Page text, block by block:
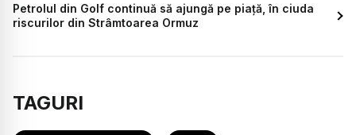
Petrolul din Golf continuă să ajungă pe piață, în ciuda
riscurilor din Strâmtoarea Ormuz
TAGURI